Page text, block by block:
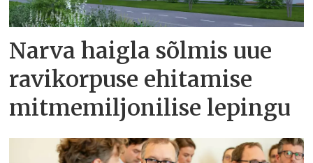
Narva haigla sõlmis uue
ravikorpuse ehitamise
mitmemiljonilise lepingu